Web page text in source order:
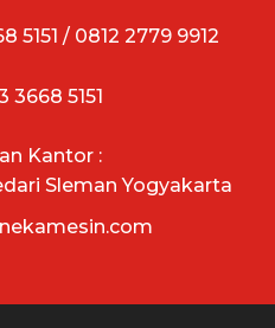
5151 / 0812 2779 9912
3668 5151
Kantor :
Sleman Yogyakarta